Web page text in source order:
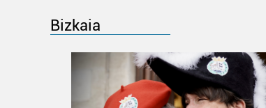
Bizkaia